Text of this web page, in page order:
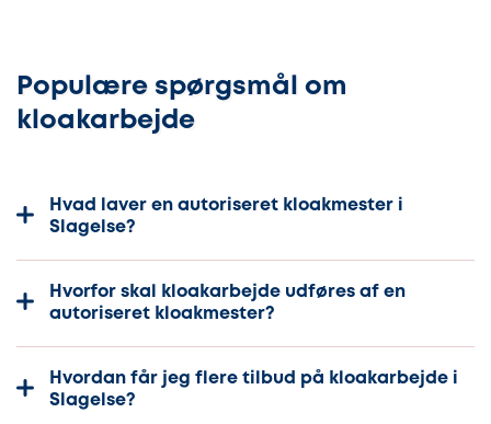
Populære spørgsmål om
kloakarbejde
Hvad laver en autoriseret kloakmester i
Slagelse?
Hvorfor skal kloakarbejde udføres af en
autoriseret kloakmester?
Hvordan får jeg flere tilbud på kloakarbejde i
Slagelse?